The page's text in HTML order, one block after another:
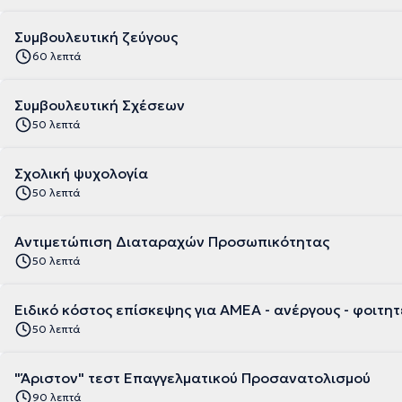
Συμβουλευτική ζεύγους
60 λεπτά
Συμβουλευτική Σχέσεων
50 λεπτά
Σχολική ψυχολογία
50 λεπτά
Αντιμετώπιση Διαταραχών Προσωπικότητας
50 λεπτά
Ειδικό κόστος επίσκεψης για ΑΜΕΑ - ανέργους -
50 λεπτά
"Άριστον" τεστ Επαγγελματικού Προσανατολισμού
90 λεπτά